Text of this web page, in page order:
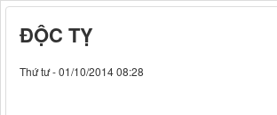
ĐỘC TỴ
Thứ tư - 01/10/2014 08:28